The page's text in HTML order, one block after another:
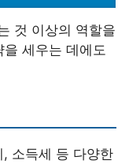
것 이상의 역할을
세우는 데에도
소득세 등 다양한